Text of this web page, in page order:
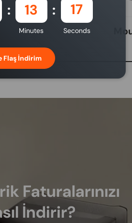
Faturalarınızı
İndirir?
13
Minutes
16
Seconds
Flaş İndirim